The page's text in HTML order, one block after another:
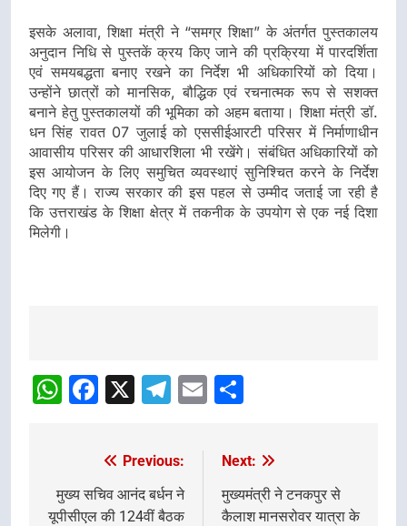
इसके अलावा, शिक्षा मंत्री ने “समग्र शिक्षा” के अंतर्गत पुस्तकालय
अनुदान निधि से पुस्तकें क्रय किए जाने की प्रक्रिया में पारदर्शिता
एवं समयबद्धता बनाए रखने का निर्देश भी अधिकारियों को दिया।
उन्होंने छात्रों को मानसिक, बौद्धिक एवं रचनात्मक रूप से सशक्त
बनाने हेतु पुस्तकालयों की भूमिका को अहम बताया। शिक्षा मंत्री डॉ.
धन सिंह रावत 07 जुलाई को एससीईआरटी परिसर में निर्माणाधीन
आवासीय परिसर की आधारशिला भी रखेंगे। संबंधित अधिकारियों को
इस आयोजन के लिए समुचित व्यवस्थाएं सुनिश्चित करने के निर्देश
दिए गए हैं। राज्य सरकार की इस पहल से उम्मीद जताई जा रही है
कि उत्तराखंड के शिक्षा क्षेत्र में तकनीक के उपयोग से एक नई दिशा
मिलेगी।
Navigation
WhatsApp
Facebook
X Telegram
Email
navigation
Previous:
मुख्य सचिव आनंद बर्धन ने
यूपीसीएल की 124वीं बैठक
Next:
मुख्यमंत्री ने टनकपुर से
कैलाश मानसरोवर यात्रा के